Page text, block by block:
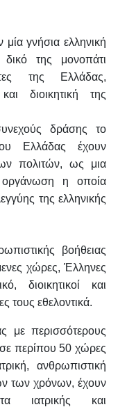
γνήσια ελληνική
της μονοπάτι
της Ελλάδας,
διοικητική της
δράσης το
Ελλάδας έχουν
πολιτών, ως μια
οργάνωση η οποία
της ελληνικής
βοήθειας
χώρες, Έλληνες
διοικητικοί και
τους εθελοντικά.
με περισσότερους
περίπου 50 χώρες
ανθρωπιστική
των χρόνων, έχουν
ιατρικής και